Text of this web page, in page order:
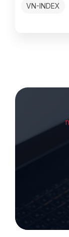
VN-INDEX